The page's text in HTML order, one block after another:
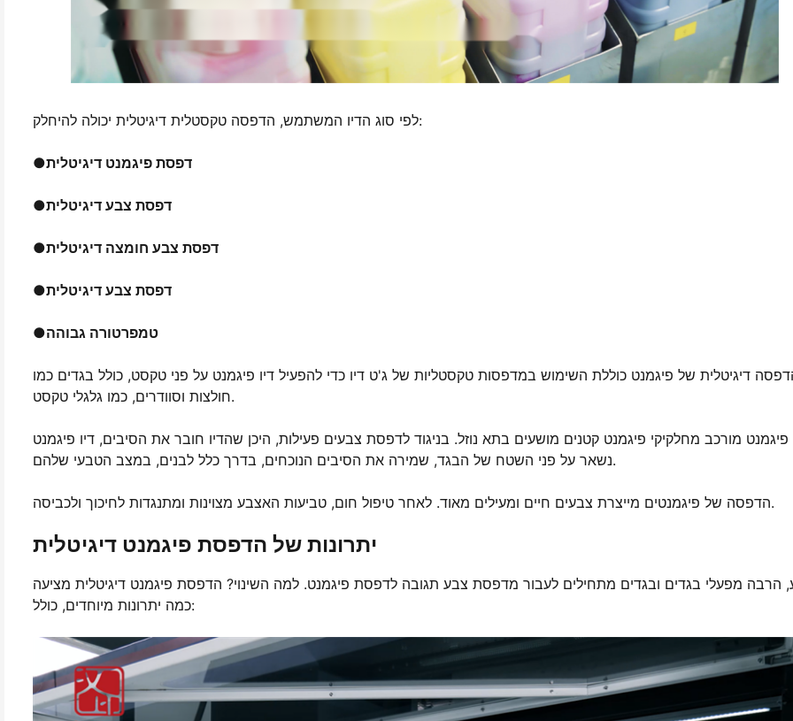
לפי סוג הדיו המשתמש, הדפסה טקסטלית דיגיטלית יכולה להיחלק:
●דפסת פיגמנט דיגיטלית
●דפסת צבע דיגיטלית
●דפסת צבע חומצה דיגיטלית
●דפסת צבע דיגיטלית
●טמפרטורה גבוהה
דיגיטלית של פיגמנט כוללת השימוש במדפסות טקסטליות של ג'ט דיו כדי להפעיל דיו פיגמנט על פני טקסט, כולל בגדים כמו
חולצות וסוודרים, כמו גלגלי טקסט.
פיגמנט מורכב מחלקיקי פיגמנט קטנים מושעים בתא נוזל. בניגוד לדפסת צבעים פעילות, היכן שהדיו חובר את הסיבים, דיו פיגמנט
נשאר על פני השטח של הבגד, שמירה את הסיבים הנוכחים, בדרך כלל לבנים, במצב הטבעי שלהם.
הדפסה של פיגמנטים מייצרת צבעים חיים ומעילים מאוד. לאחר טיפול חום, טביעות האצבע מצוינות ומתנגדות לחיכוך ולכביסה.
יתרונות של הדפסת פיגמנט דיגיטלית
הרבה מפעלי בגדים ובגדים מתחילים לעבור מדפסת צבע תגובה לדפסת פיגמנט. למה השינוי? הדפסת פיגמנט דיגיטלית מציעה
כמה יתרונות מיוחדים, כולל: